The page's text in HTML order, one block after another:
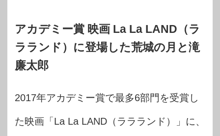
アカデミー賞 映画 La La LAND（ラ
ラランド）に登場した荒城の月と滝
廉太郎
2017年アカデミー賞で最多6部門を受賞し
た映画「La La LAND（ララランド）」に、